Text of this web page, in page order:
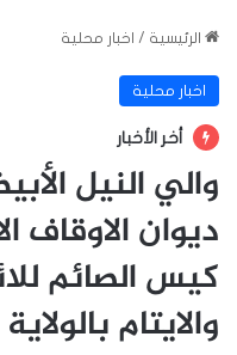
الرئيسية / اخبار محلية
اخبار محلية
أخر الأخبار
والي النيل
ديوان الاوقاف
كيس الصائم
والايتام بالولاية